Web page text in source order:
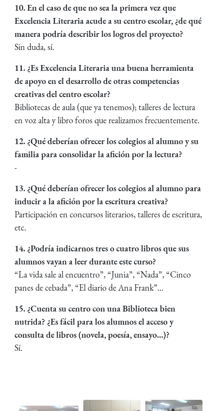
10. En el caso de que no sea la primera vez que
Excelencia Literaria acude a su centro escolar, ¿de qué
manera podría describir los logros del proyecto?
Sin duda, sí.
11. ¿Es Excelencia Literaria una buena herramienta
de apoyo en el desarrollo de otras competencias
creativas del centro escolar?
Bibliotecas de aula (que ya tenemos); talleres de lectura
en voz alta y libro foros que realizamos frecuentemente.
12. ¿Qué deberían ofrecer los colegios al alumno y su
familia para consolidar la afición por la lectura?
-
13. ¿Qué deberían ofrecer los colegios al alumno para
inducir a la afición por la escritura creativa?
Participación en concursos literarios, talleres de escritura,
etc.
14. ¿Podría indicarnos tres o cuatro libros que sus
alumnos vayan a leer durante este curso?
“La vida sale al encuentro”, “Junia”, “Nada”, “Cinco
panes de cebada”, “El diario de Ana Frank”…
15. ¿Cuenta su centro con una Biblioteca bien
nutrida? ¿Es fácil para los alumnos el acceso y
consulta de libros (novela, poesía, ensayo…)?
Sí.